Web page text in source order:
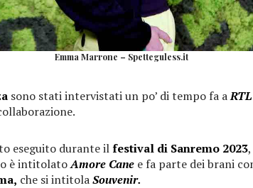
Emma Marrone – Spetteguless.it
sono stati intervistati un po’ di tempo fa a
eseguito durante ilfestival di Sanremo 2023
è intitolatoAmore Cane e fa parte dei brani
che si intitolaSouvenir.